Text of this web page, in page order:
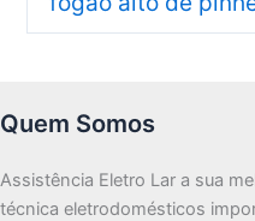
Quem Somos
Assistência Eletro Lar a sua
técnica eletrodomésticos